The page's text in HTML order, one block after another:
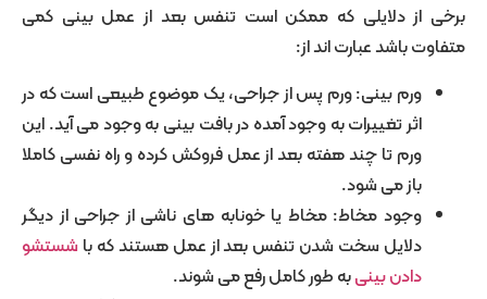
دلایلی که ممکن است تنفس بعد از عمل بینی کمی
عبارت اند از:
بینی: ورم پس از جراحی، یک موضوع طبیعی است که در
تغییرات به وجود آمده در بافت بینی به وجود می آید. این
تا چند هفته بعد از عمل فروکش کرده و راه نفسی کاملا
می شود.
مخاط: مخاط یا خونابه های ناشی از جراحی از دیگر
سخت شدن تنفس بعد از عمل هستند که باشستشو
به طور کامل رفع می شوند.